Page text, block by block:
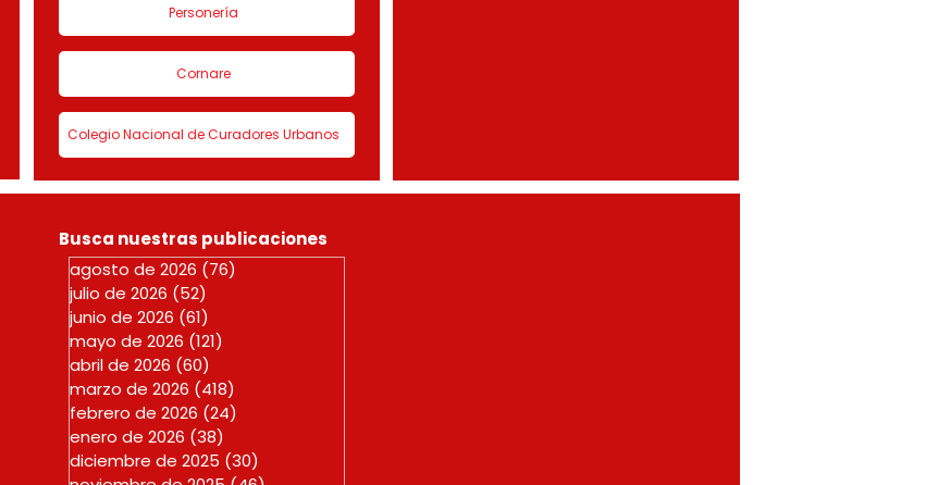
Personería
Cornare
Colegio Nacional de Curadores Urbanos
Busca nuestras publicaciones
agosto de 2026 (76)
julio de 2026 (52)
junio de 2026 (61)
mayo de 2026 (121)
abril de 2026 (60)
marzo de 2026 (418)
febrero de 2026 (24)
enero de 2026 (38)
diciembre de 2025 (30)